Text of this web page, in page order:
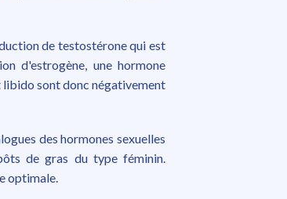
de testostérone qui est
d'estrogène, une hormone
sont donc négativement
des hormones sexuelles
de gras du type féminin.
optimale.